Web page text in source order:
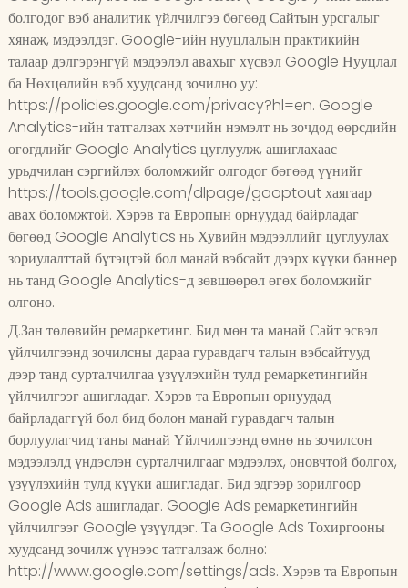
болгодог вэб аналитик үйлчилгээ бөгөөд Сайтын урсгалыг
хянаж, мэдээлдэг. Google-ийн нууцлалын практикийн
талаар дэлгэрэнгүй мэдээлэл авахыг хүсвэл Google Нууцлал
ба Нөхцөлийн вэб хуудсанд зочилно уу:
https://policies.google.com/privacy?hl=en. Google
Analytics-ийн татгалзах хөтчийн нэмэлт нь зочдод өөрсдийн
өгөгдлийг Google Analytics цуглуулж, ашиглахаас
урьдчилан сэргийлэх боломжийг олгодог бөгөөд үүнийг
https://tools.google.com/dlpage/gaoptout хаягаар
авах боломжтой. Хэрэв та Европын орнуудад байрладаг
бөгөөд Google Analytics нь Хувийн мэдээллийг цуглуулах
зориулалттай бүтэцтэй бол манай вэбсайт дээрх күүки баннер
нь танд Google Analytics-д зөвшөөрөл өгөх боломжийг
олгоно.
Д.Зан төлөвийн ремаркетинг. Бид мөн та манай Сайт эсвэл
үйлчилгээнд зочилсны дараа гуравдагч талын вэбсайтууд
дээр танд сурталчилгаа үзүүлэхийн тулд ремаркетингийн
үйлчилгээг ашигладаг. Хэрэв та Европын орнуудад
байрладаггүй бол бид болон манай гуравдагч талын
борлуулагчид таны манай Үйлчилгээнд өмнө нь зочилсон
мэдээлэлд үндэслэн сурталчилгааг мэдээлэх, оновчтой болгох,
үзүүлэхийн тулд күүки ашигладаг. Бид эдгээр зорилгоор
Google Ads ашигладаг. Google Ads ремаркетингийн
үйлчилгээг Google үзүүлдэг. Та Google Ads Тохиргооны
хуудсанд зочилж үүнээс татгалзаж болно:
http://www.google.com/settings/ads. Хэрэв та Европын